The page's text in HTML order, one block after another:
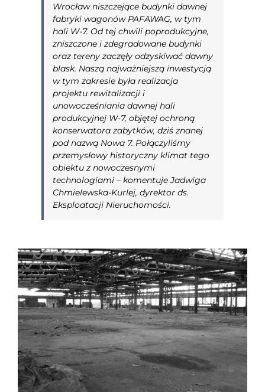
Wrocław niszczejące budynki dawnej
fabryki wagonów PAFAWAG, w tym
hali W-7. Od tej chwili poprodukcyjne,
zniszczone i zdegradowane budynki
oraz tereny zaczęły odzyskiwać dawny
blask. Naszą najważniejszą inwestycją
w tym zakresie była realizacja
projektu rewitalizacji i
unowocześniania dawnej hali
produkcyjnej W-7, objętej ochroną
konserwatora zabytków, dziś znanej
pod nazwą Nowa 7. Połączyliśmy
przemysłowy historyczny klimat tego
obiektu z nowoczesnymi
technologiami– komentuje Jadwiga
Chmielewska-Kurlej, dyrektor ds.
Eksploatacji Nieruchomości.